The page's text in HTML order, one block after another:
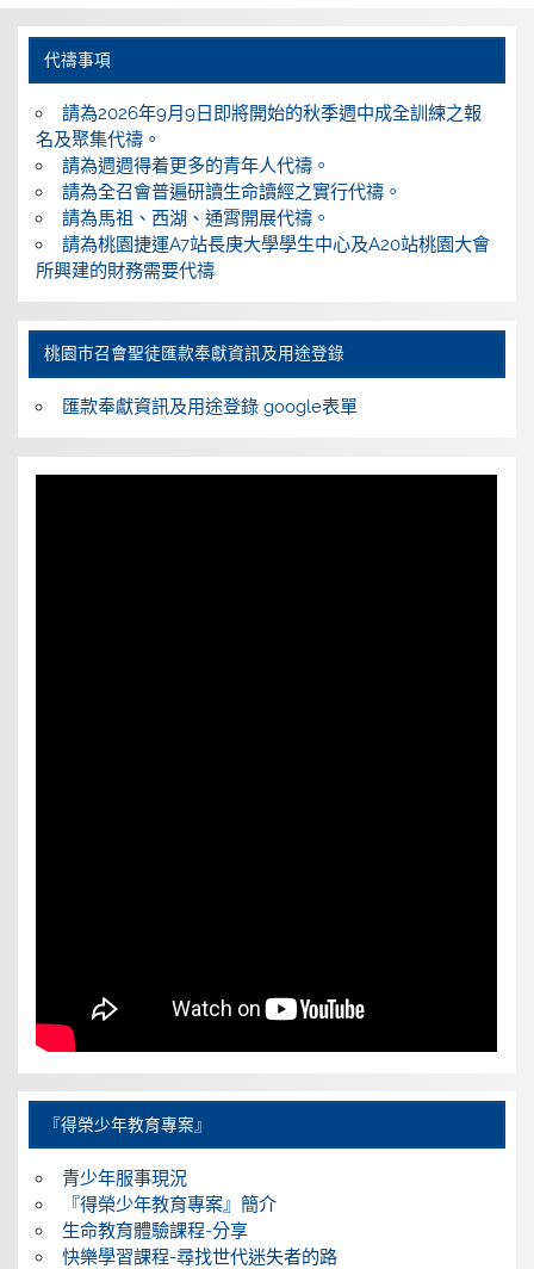
代禱事項
請為2026年9月9日即將開始的秋季週中成全訓練之報
名及聚集代禱。
請為週週得着更多的青年人代禱。
請為全召會普遍研讀生命讀經之實行代禱。
請為馬祖、西湖、通霄開展代禱。
請為桃園捷運A7站長庚大學學生中心及A20站桃園大會
所興建的財務需要代禱
桃園巿召會聖徒匯款奉獻資訊及用途登錄
匯款奉獻資訊及用途登錄 google表單
『得榮少年教育專案』
青少年服事現況
『得榮少年教育專案』簡介
生命教育體驗課程-分享
快樂學習課程-尋找世代迷失者的路